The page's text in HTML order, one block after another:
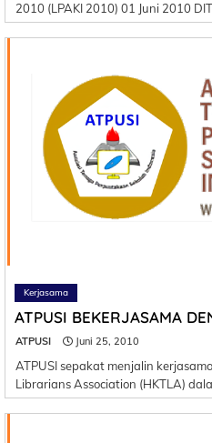
2010 (LPAKI 2010) 01 Juni 2010
Kerjasama
ATPUSI BEKERJASAMA
ATPUSI Juni 25, 2010
ATPUSI sepakat menjalin
Librarians Association (HKTLA)